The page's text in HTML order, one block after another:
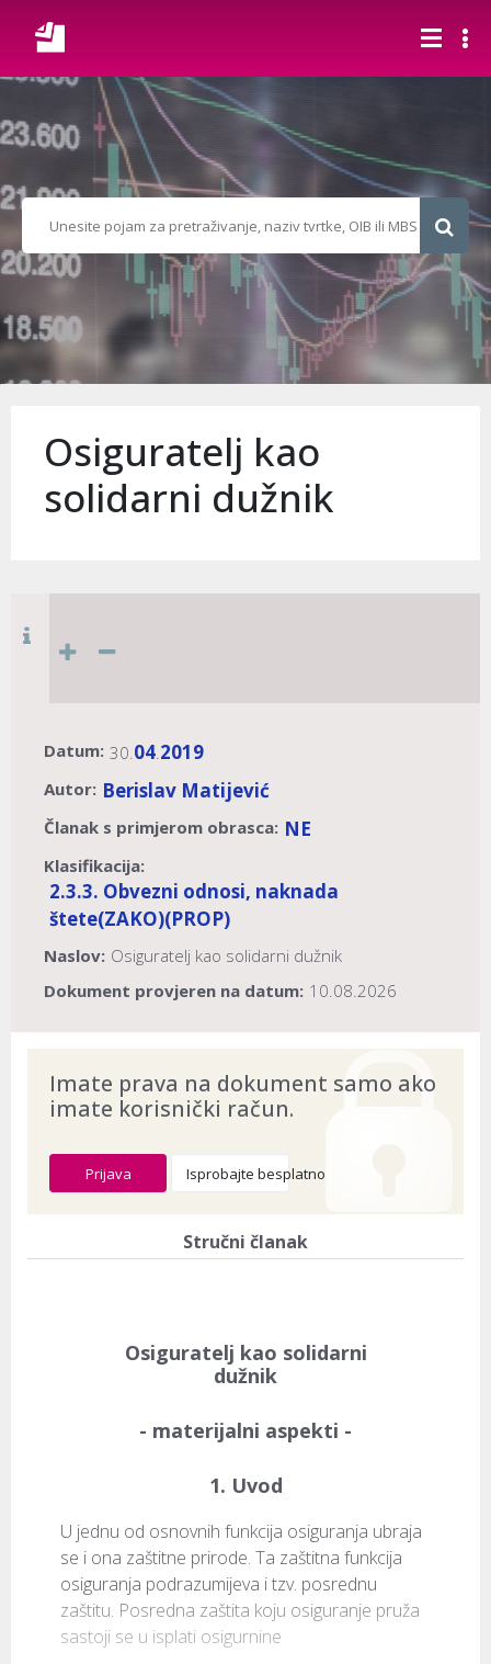
Osiguratelj kao
solidarni dužnik
Datum: 30.04.2019
Autor: Berislav Matijević
Članak s primjerom obrasca: NE
Klasifikacija:
2.3.3. Obvezni odnosi, naknada
štete(ZAKO)(PROP)
Naslov: Osiguratelj kao solidarni dužnik
Dokument provjeren na datum: 10.08.2026
Imate prava na dokument samo ako
imate korisnički račun.
Prijava Isprobajte besplatno
Stručni članak
Osiguratelj kao solidarni
dužnik
- materijalni aspekti -
1. Uvod
U jednu od osnovnih funkcija osiguranja ubraja
se i ona zaštitne prirode. Ta zaštitna funkcija
osiguranja podrazumijeva i tzv. posrednu
zaštitu. Posredna zaštita koju osiguranje pruža
sastoji se u isplati osigurnine